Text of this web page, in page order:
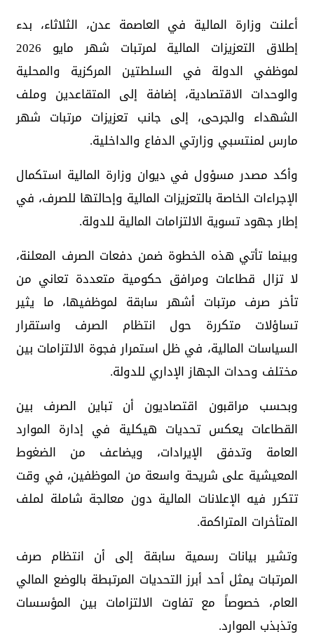
أعلنت وزارة المالية في العاصمة عدن، الثلاثاء، بدء
إطلاق التعزيزات المالية لمرتبات شهر مايو 2026
لموظفي الدولة في السلطتين المركزية والمحلية
والوحدات الاقتصادية، إضافة إلى المتقاعدين وملف
الشهداء والجرحى، إلى جانب تعزيزات مرتبات شهر
مارس لمنتسبي وزارتي الدفاع والداخلية.
وأكد مصدر مسؤول في ديوان وزارة المالية استكمال
الإجراءات الخاصة بالتعزيزات المالية وإحالتها للصرف، في
إطار جهود تسوية الالتزامات المالية للدولة.
وبينما تأتي هذه الخطوة ضمن دفعات الصرف المعلنة،
لا تزال قطاعات ومرافق حكومية متعددة تعاني من
تأخر صرف مرتبات أشهر سابقة لموظفيها، ما يثير
تساؤلات متكررة حول انتظام الصرف واستقرار
السياسات المالية، في ظل استمرار فجوة الالتزامات بين
مختلف وحدات الجهاز الإداري للدولة.
وبحسب مراقبون اقتصاديون أن تباين الصرف بين
القطاعات يعكس تحديات هيكلية في إدارة الموارد
العامة وتدفق الإيرادات، ويضاعف من الضغوط
المعيشية على شريحة واسعة من الموظفين، في وقت
تتكرر فيه الإعلانات المالية دون معالجة شاملة لملف
المتأخرات المتراكمة.
وتشير بيانات رسمية سابقة إلى أن انتظام صرف
المرتبات يمثل أحد أبرز التحديات المرتبطة بالوضع المالي
العام، خصوصاً مع تفاوت الالتزامات بين المؤسسات
وتذبذب الموارد.